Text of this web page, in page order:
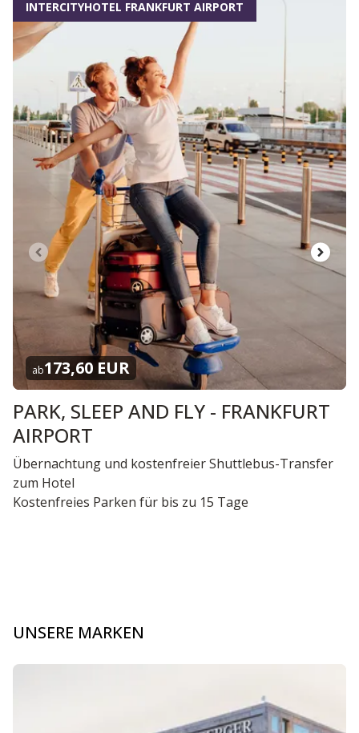
INTERCITYHOTEL FRANKFURT AIRPORT
ab173,60 EUR
PARK, SLEEP AND FLY - FRANKFURT
AIRPORT
Übernachtung und kostenfreier Shuttlebus-Transfer
zum Hotel
Kostenfreies Parken für bis zu 15 Tage
UNSERE MARKEN
Dia 1 von 6